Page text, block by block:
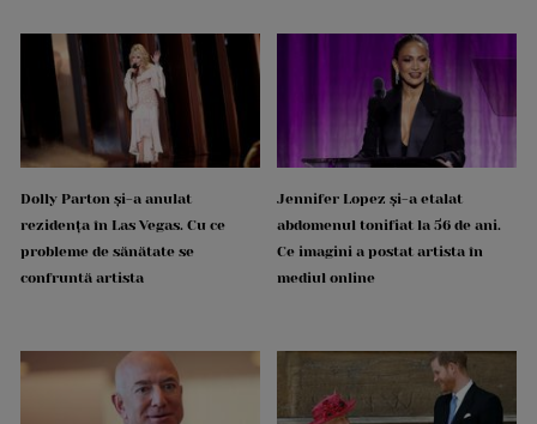
Dolly Parton și-a anulat
rezidența în Las Vegas. Cu ce
probleme de sănătate se
confruntă artista
Jennifer Lopez și-a etalat
abdomenul tonifiat la 56 de ani.
Ce imagini a postat artista în
mediul online